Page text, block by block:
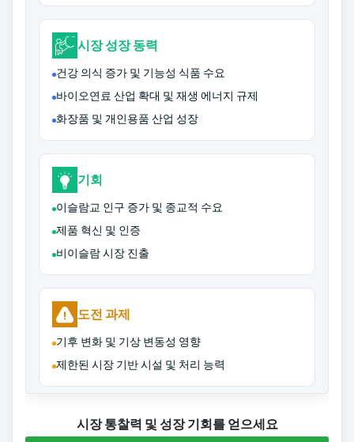
시장 성장 동력
건강 의식 증가 및 기능성 식품 수요
바이오연료 산업 확대 및 재생 에너지 규제
화장품 및 개인용품 산업 성장
기회
이슬람교 인구 증가 및 종교적 수요
제품 혁신 및 인증
비이슬람 시장 진출
도전 과제
기후 변화 및 기상 변동성 영향
제한된 시장 기반 시설 및 처리 능력
시장 통찰력 및 성장 기회를 얻으세요